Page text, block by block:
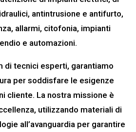
antintrusione e antifurto,
allarmi, citofonia, impianti
e automazioni.
di tecnici esperti, garantiamo
per soddisfare le esigenze
cliente. La nostra missione è
utilizzando materiali di
all’avanguardia per garantire